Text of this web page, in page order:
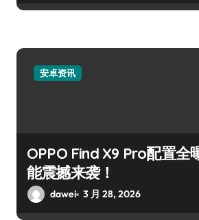
安卓资讯
OPPO Find X9 Pro配置全
能震撼来袭！
dawei 3 月 28, 2026